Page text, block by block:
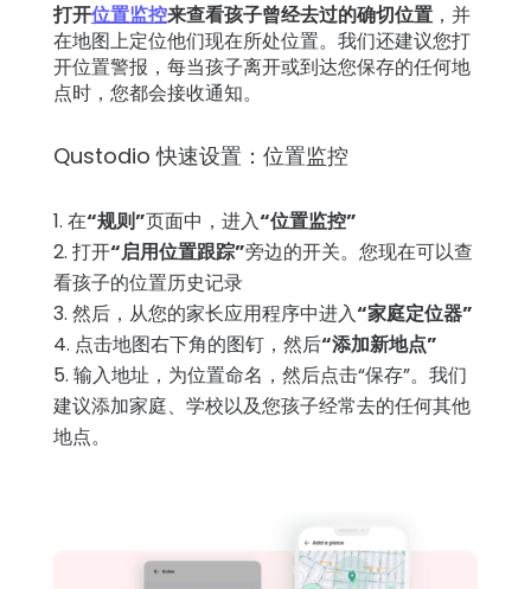
打开位置监控来查看孩子曾经去过的确切位置，并
在地图上定位他们现在所处位置。我们还建议您打
开位置警报，每当孩子离开或到达您保存的任何地
点时，您都会接收通知。
Qustodio 快速设置：位置监控
在“规则”页面中，进入“位置监控”
打开“启用位置跟踪”旁边的开关。您现在可以查
看孩子的位置历史记录
然后，从您的家长应用程序中进入“家庭定位器”
点击地图右下角的图钉，然后“添加新地点”
输入地址，为位置命名，然后点击“保存”。我们
建议添加家庭、学校以及您孩子经常去的任何其他
地点。